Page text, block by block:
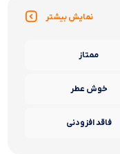
نمایش بیشتر
ممتاز
خوش عطر
فاقد افزودنی